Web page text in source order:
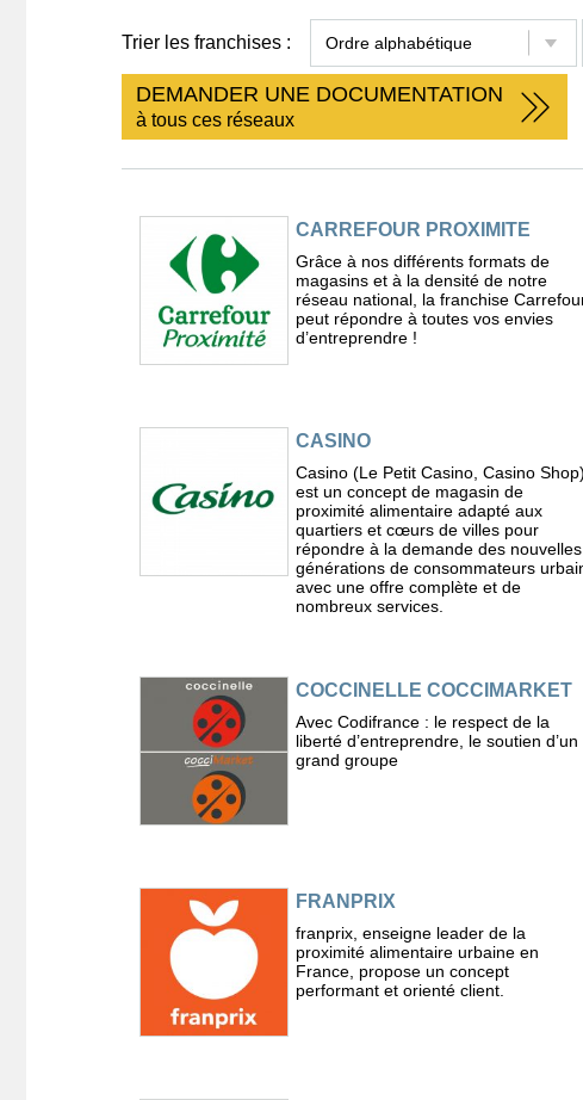
Trier les franchises :
DEMANDER UNE DOCUMENTATION
à tous ces réseaux
CARREFOUR PROXIMITE
Grâce à nos différents formats de
magasins et à la densité de notre
réseau national, la franchise
peut répondre à toutes vos envies
d’entreprendre !
CASINO
Casino (Le Petit Casino, Casino Shop)
est un concept de magasin de
proximité alimentaire adapté aux
quartiers et cœurs de villes pour
répondre à la demande des nouvelles
générations de consommateurs
avec une offre complète et de
nombreux services.
COCCINELLE COCCIMARKET
Avec Codifrance : le respect de la
liberté d’entreprendre, le soutien d’un
grand groupe
FRANPRIX
franprix, enseigne leader de la
proximité alimentaire urbaine en
France, propose un concept
performant et orienté client.